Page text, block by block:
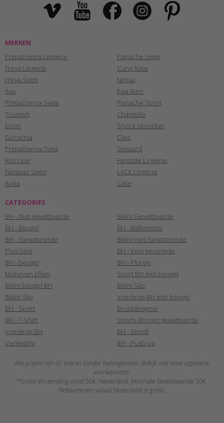
MERKEN
PrimaDonna Lingerie
Freya Lingerie
Freya Swim
Ava
PrimaDonna Swim
Triumph
Elomi
Gorsenia
PrimaDonna Twist
Kris Line
Fantasie Swim
Anita
Panache Swim
Curvy Kate
Nessa
Ewa Bien
Panache Sport
Chantelle
Shock Absorber
Cleo
Gossard
Fantasie Lingerie
LACE Lingerie
Cake
CATEGORIES
BH - Niet gewatteerde
BH - Beugel
BH - Gewatteerde
Plus-Size
BH - beugel
Motieven Effen
Bikini beugel BH
Bikini Slip
BH - Sport
BH - T-Shirt
Voedings BH
Verleiding
Bikini Gewatteerde
BH - Balkonette
Bikini niet Gewatteerde
BH - Voorgevormde
BH - Plunge
Sport BH met beugel
Bikini Slip
Voedings-BH met beugel
Bruidslingerie
Sports BH niet gewatteerde
BH - Dirndl
BH - Push-up
Alle prijzen zijn icl. btw en zonder bezorgkosten. Bekijk ook onze algemene
voorwaarden.
*Gratis Verzending vanaf 50€: Nederland. Minimale bestelwaarde 50€.
Retourneren vanuit Nederland is gratis.